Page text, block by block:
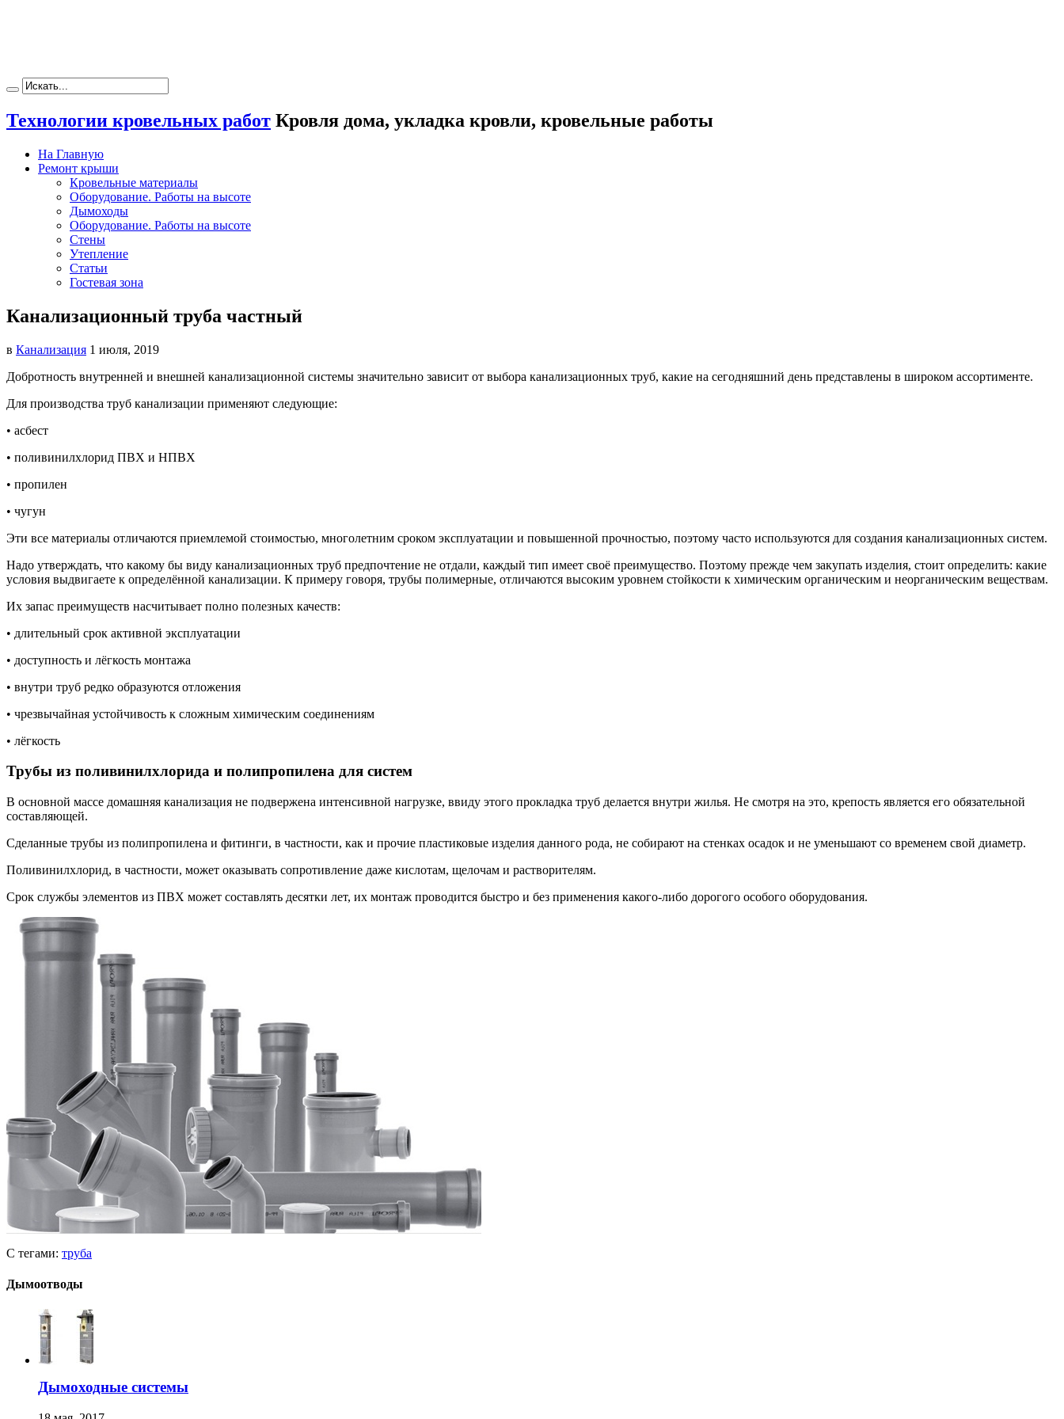
Технологии кровельных работ Кровля дома, укладка кровли, кровельные работы
На Главную
Ремонт крыши
Кровельные материалы
Оборудование. Работы на высоте
Дымоходы
Оборудование. Работы на высоте
Стены
Утепление
Статьи
Гостевая зона
Канализационный труба частный
в Канализация 1 июля, 2019
Добротность внутренней и внешней канализационной системы значительно зависит от выбора канализационных труб, какие на сегодняшний день представлены в широком ассортименте.
Для производства труб канализации применяют следующие:
• асбест
• поливинилхлорид ПВХ и НПВХ
• пропилен
• чугун
Эти все материалы отличаются приемлемой стоимостью, многолетним сроком эксплуатации и повышенной прочностью, поэтому часто используются для создания канализационных систем.
Надо утверждать, что какому бы виду канализационных труб предпочтение не отдали, каждый тип имеет своё преимущество. Поэтому прежде чем закупать изделия, стоит определить: какие
условия выдвигаете к определённой канализации. К примеру говоря, трубы полимерные, отличаются высоким уровнем стойкости к химическим органическим и неорганическим веществам.
Их запас преимуществ насчитывает полно полезных качеств:
• длительный срок активной эксплуатации
• доступность и лёгкость монтажа
• внутри труб редко образуются отложения
• чрезвычайная устойчивость к сложным химическим соединениям
• лёгкость
Трубы из поливинилхлорида и полипропилена для систем
В основной массе домашняя канализация не подвержена интенсивной нагрузке, ввиду этого прокладка труб делается внутри жилья. Не смотря на это, крепость является его обязательной
составляющей.
Сделанные трубы из полипропилена и фитинги, в частности, как и прочие пластиковые изделия данного рода, не собирают на стенках осадок и не уменьшают со временем свой диаметр.
Поливинилхлорид, в частности, может оказывать сопротивление даже кислотам, щелочам и растворителям.
Срок службы элементов из ПВХ может составлять десятки лет, их монтаж проводится быстро и без применения какого-либо дорогого особого оборудования.
С тегами: труба
Дымоотводы
Дымоходные системы